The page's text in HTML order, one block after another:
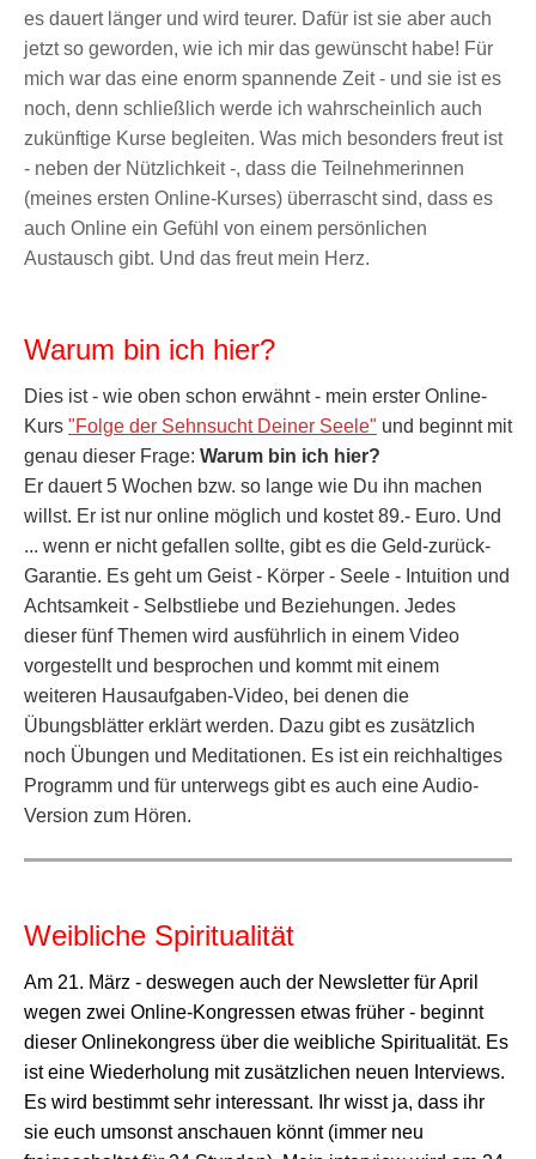
es dauert länger und wird teurer. Dafür ist sie aber auch
jetzt so geworden, wie ich mir das gewünscht habe! Für
mich war das eine enorm spannende Zeit - und sie ist es
noch, denn schließlich werde ich wahrscheinlich auch
zukünftige Kurse begleiten. Was mich besonders freut ist
- neben der Nützlichkeit -, dass die Teilnehmerinnen
(meines ersten Online-Kurses) überrascht sind, dass es
auch Online ein Gefühl von einem persönlichen
Austausch gibt. Und das freut mein Herz.
Warum bin ich hier?
Dies ist - wie oben schon erwähnt - mein erster Online-
Kurs "Folge der Sehnsucht Deiner Seele" und beginnt mit
genau dieser Frage: Warum bin ich hier?
Er dauert 5 Wochen bzw. so lange wie Du ihn machen
willst. Er ist nur online möglich und kostet 89.- Euro. Und
... wenn er nicht gefallen sollte, gibt es die Geld-zurück-
Garantie. Es geht um Geist - Körper - Seele - Intuition und
Achtsamkeit - Selbstliebe und Beziehungen. Jedes
dieser fünf Themen wird ausführlich in einem Video
vorgestellt und besprochen und kommt mit einem
weiteren Hausaufgaben-Video, bei denen die
Übungsblätter erklärt werden. Dazu gibt es zusätzlich
noch Übungen und Meditationen. Es ist ein reichhaltiges
Programm und für unterwegs gibt es auch eine Audio-
Version zum Hören.
Weibliche Spiritualität
Am 21. März - deswegen auch der Newsletter für April
wegen zwei Online-Kongressen etwas früher - beginnt
dieser Onlinekongress über die weibliche Spiritualität. Es
ist eine Wiederholung mit zusätzlichen neuen Interviews.
Es wird bestimmt sehr interessant. Ihr wisst ja, dass ihr
sie euch umsonst anschauen könnt (immer neu